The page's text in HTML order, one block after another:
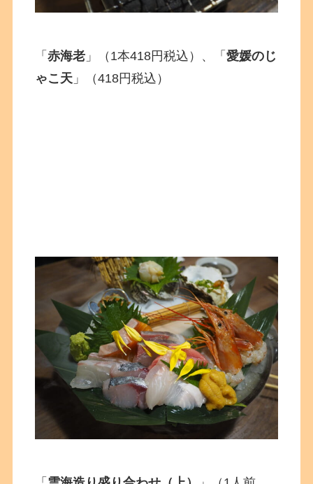
「赤海老 」（1本418円税込）、「愛媛のじ
ゃこ天 」（418円税込）